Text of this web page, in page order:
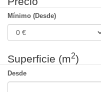
Mínimo (Desde)
Superficie (m2)
Desde